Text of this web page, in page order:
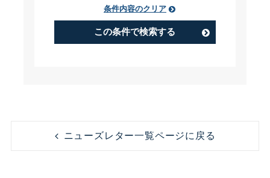
PIP（Performance Improvement
Plan）
コンプライアンス
条件内容のクリア
この条件で検索する
ニューズレター一覧ページに戻る